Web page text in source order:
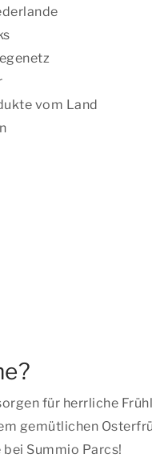
vom Land
für herrliche
gemütlichen
Summio Parcs!